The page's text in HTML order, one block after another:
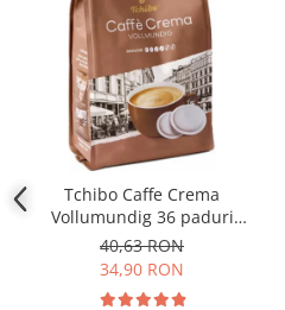
Tchibo Caffe Crema
Vollumundig 36 paduri
compatibile Senseo
40,63 RON
34,90 RON